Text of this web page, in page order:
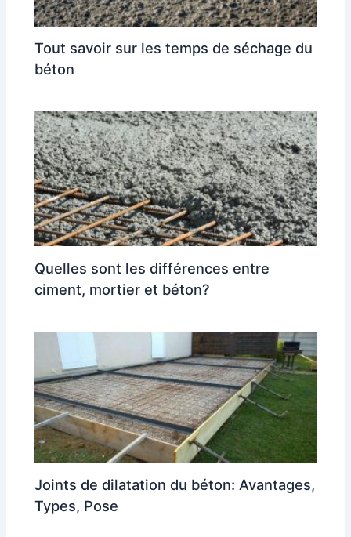
Tout savoir sur les temps de séchage du
béton
Quelles sont les différences entre
ciment, mortier et béton?
Joints de dilatation du béton: Avantages,
Types, Pose